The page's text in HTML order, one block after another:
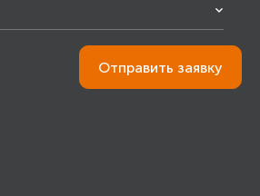
Отправить заявку